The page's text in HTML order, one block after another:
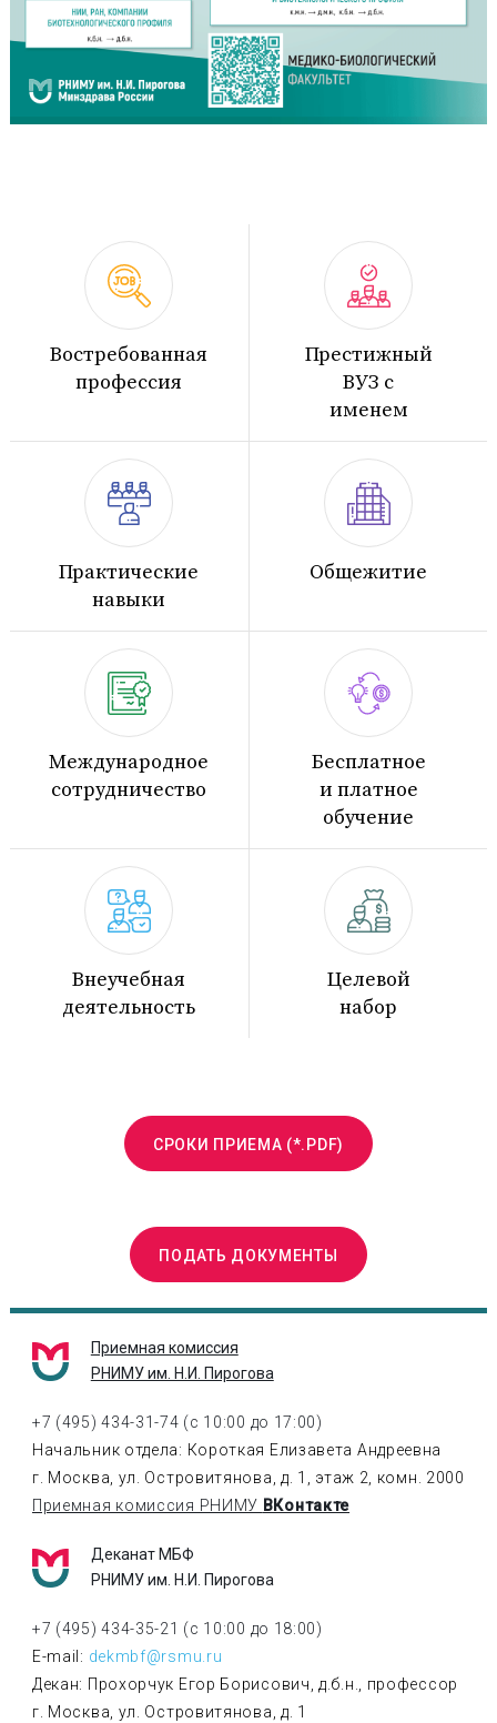
Востребованная
профессия
Престижный
ВУЗ с
именем
Практические
навыки
Общежитие
Международное
сотрудничество
Бесплатное
и платное
обучение
Внеучебная
деятельность
Целевой
набор
СРОКИ ПРИЕМА (*.PDF)
ПОДАТЬ ДОКУМЕНТЫ
Приемная комиссия
РНИМУ им. Н.И. Пирогова
+7 (495) 434-31-74 (с 10:00 до 17:00)
Начальник отдела: Короткая Елизавета Андреевна
г. Москва, ул. Островитянова, д. 1, этаж 2, комн. 2000
Приемная комиссия РНИМУ ВКонтакте
Деканат МБФ
РНИМУ им. Н.И. Пирогова
+7 (495) 434-35-21 (с 10:00 до 18:00)
E-mail: dekmbf@rsmu.ru
Декан: Прохорчук Егор Борисович, д.б.н., профессор
г. Москва, ул. Островитянова, д. 1